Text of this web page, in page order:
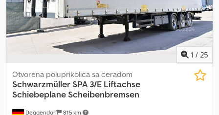
1 / 25
Deggendorf 815 km
Otvorena poluprikolica sa ceradom
Schwarzmüller SPA 3/E Liftachse
Schiebeplane Scheibenbremsen